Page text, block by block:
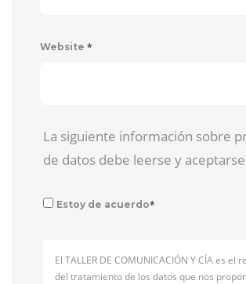
Website *
La siguiente información sobre
de datos debe leerse y
Estoy de acuerdo*
El TALLER DE COMUNICACIÓN Y CÍA es el
del tratamiento de los datos que nos